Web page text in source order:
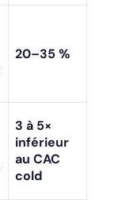
20–35 %
3 à 5×
inférieur
au CAC
cold